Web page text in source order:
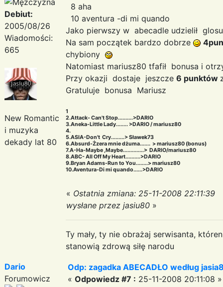
Debiut:
2005/08/26
Wiadomości:
665
New Romantic
i muzyka
dekady lat 80
8 aha
10 aventura -di mi quando
Jako pierwszy w abecadle udzielił
Na sam początek bardzo dobrze
chybiony
Natomiast mariusz80 tfafił bonusa i
Przy okazji dostaje jeszcze 6 punktów
Gratuluje bonusa Mariusz
1
2.Attack- Can't Stop..........>DARIO
3.Aneka-Little Lady........ >DARIO / mariusz80
4.
5.ASIA-Don't Cry.........> Sławek73
6.Absurd-Żzera mnie dżuma....... > mariusz80 (bonus)
7.A-Ha-Maybe ,Maybe..............> DARIO/mariusz80
8.ABC- All Off My Heart..........>DARIO
9.Bryan Adams-Run to You........> mariusz80
10.Aventura-Di mi quando......>DARIO
« Ostatnia zmiana: 25-11-2008 22:11:39
wysłane przez jasiu80 »
Ty mały, ty nie obrażaj serwisanta,
stanowią zdrową siłę narodu
Dario
Forumowicz
Odp: zagadka ABECADŁO według
« Odpowiedz #7 : 25-11-2008 20:11:08 »